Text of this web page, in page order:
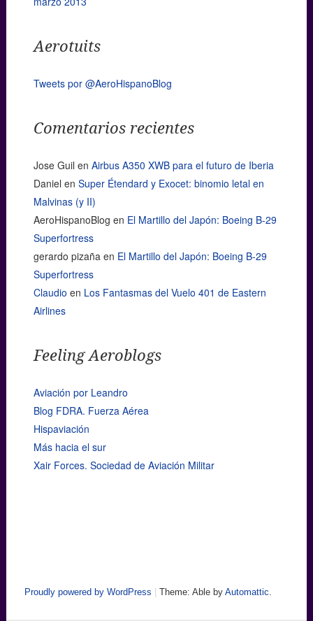
Aerotuits
Tweets por @AeroHispanoBlog
Comentarios recientes
Jose Guil en Airbus A350 XWB para el futuro de Iberia
Daniel en Super Étendard y Exocet: binomio letal en
Malvinas (y II)
AeroHispanoBlog en El Martillo del Japón: Boeing B-29
Superfortress
gerardo pizaña en El Martillo del Japón: Boeing B-29
Superfortress
Claudio en Los Fantasmas del Vuelo 401 de Eastern
Airlines
Feeling Aeroblogs
Aviación por Leandro
Blog FDRA. Fuerza Aérea
Hispaviación
Más hacia el sur
Xair Forces. Sociedad de Aviación Militar
Proudly powered by WordPress | Theme: Able by Automattic